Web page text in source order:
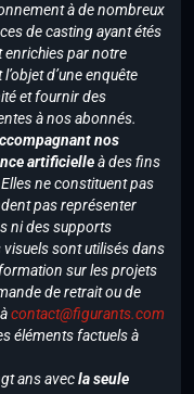
à de nombreux
de casting ayant étés
enrichies par notre
d’une enquête
et fournir des
à nos abonnés.
nos
artificielleà des fins
ne constituent pas
pas représenter
ni des supports
sont utilisés dans
sur les projets
de retrait ou de
contact@figurants.com
éléments factuels à
ans avecla seule